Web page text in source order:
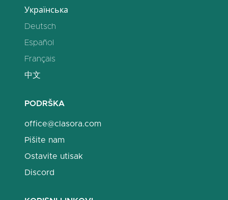
Українська
Deutsch
Español
Français
中文
PODRŠKA
office@clasora.com
Pišite nam
Ostavite utisak
Discord